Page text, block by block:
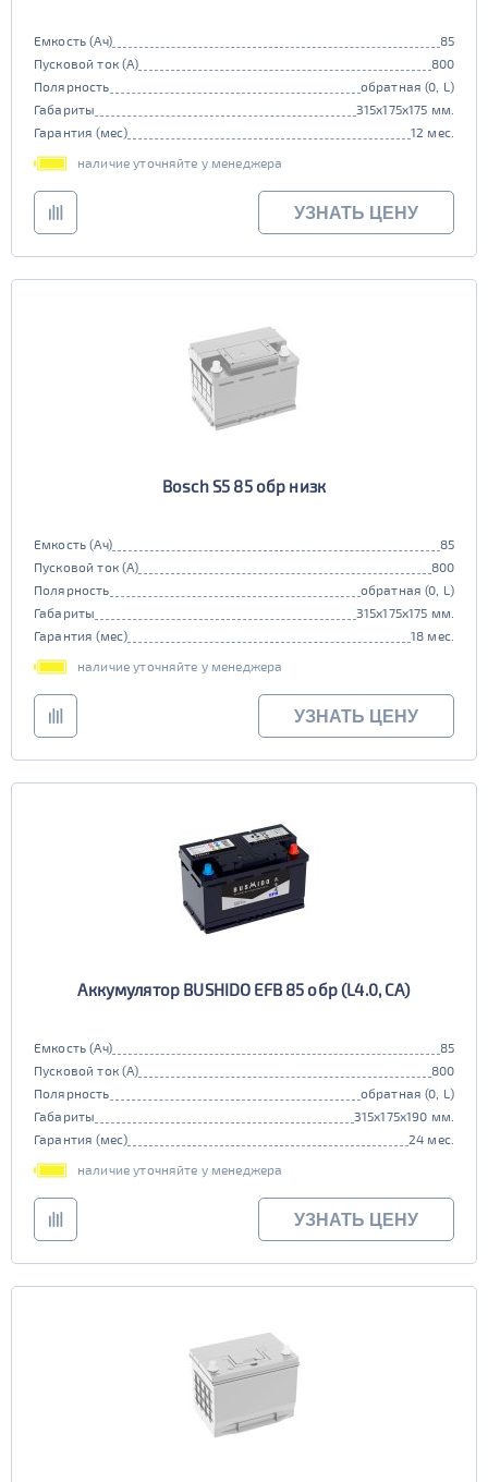
Емкость (Ач)
85
Пусковой ток (А)
800
Полярность
обратная (0, L)
Габариты
315x175x175 мм.
Гарантия (мес)
12 мес.
наличие уточняйте у менеджера
УЗНАТЬ ЦЕНУ
Bosch S5 85 обр низк
Емкость (Ач)
85
Пусковой ток (А)
800
Полярность
обратная (0, L)
Габариты
315x175x175 мм.
Гарантия (мес)
18 мес.
наличие уточняйте у менеджера
УЗНАТЬ ЦЕНУ
Аккумулятор BUSHIDO EFB 85 обр (L4.0, CA)
Емкость (Ач)
85
Пусковой ток (А)
800
Полярность
обратная (0, L)
Габариты
315x175x190 мм.
Гарантия (мес)
24 мес.
наличие уточняйте у менеджера
УЗНАТЬ ЦЕНУ